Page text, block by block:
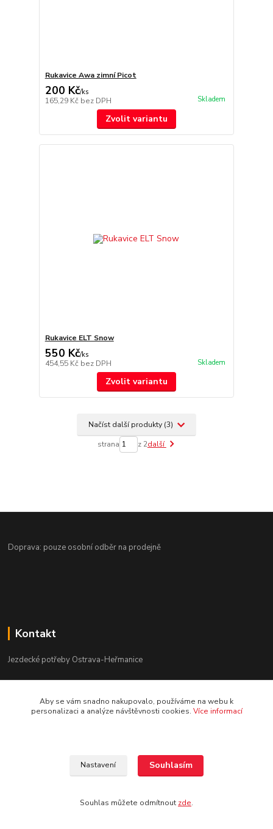
Rukavice Awa zimní Picot
200 Kč/ks
165,29 Kč bez DPH Skladem
Zvolit variantu
Rukavice ELT Snow
550 Kč/ks
454,55 Kč bez DPH Skladem
Zvolit variantu
Načíst další produkty (3)
strana z 2další
Doprava: pouze osobní odběr na prodejně
Kontakt
Jezdecké potřeby Ostrava-Heřmanice
Po-Pá 9:30 - 17:30
Aby se vám snadno nakupovalo, používáme na webu k
personalizaci a analýze návštěvnosti cookies. Více informací
Nastavení Souhlasím
Souhlas můžete odmítnout zde.